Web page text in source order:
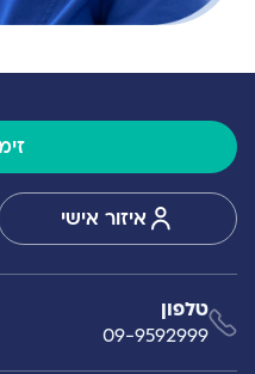
איזור אישי
טלפון
09-9592999